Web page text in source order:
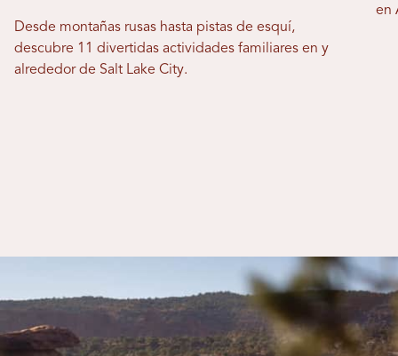
Desde montañas rusas hasta pistas de esquí,
descubre 11 divertidas actividades familiares en y
alrededor de Salt Lake City.
en